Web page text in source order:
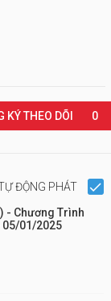
KÝ THEO DÕI 0
ĐỘNG PHÁT
- Chương Trình
05/01/2025